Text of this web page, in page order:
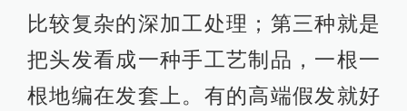
比较复杂的深加工处理；第三种就是
把头发看成一种手工艺制品，一根一
根地编在发套上。有的高端假发就好